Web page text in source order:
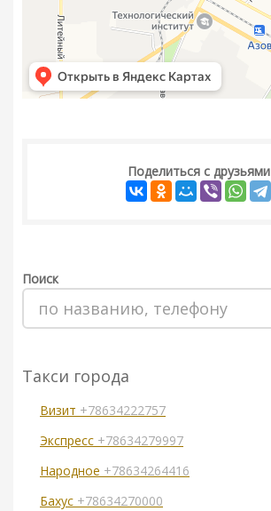
Поделиться с друзьями
Поиск
Такси города
Визит +78634222757
Экспресс +78634279997
Народное +78634264416
Бахус +78634270000